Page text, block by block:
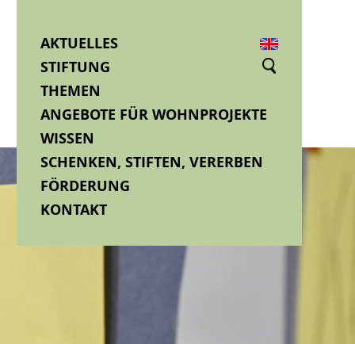
AKTUELLES
STIFTUNG
THEMEN
ANGEBOTE FÜR WOHNPROJEKTE
WISSEN
SCHENKEN, STIFTEN, VERERBEN
FÖRDERUNG
KONTAKT